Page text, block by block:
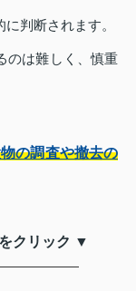
判断されます。
のは難しく、慎重
の調査や撤去の
クリック ▼